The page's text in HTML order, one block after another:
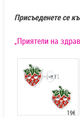
Присъеденете се
„Приятели на
19€